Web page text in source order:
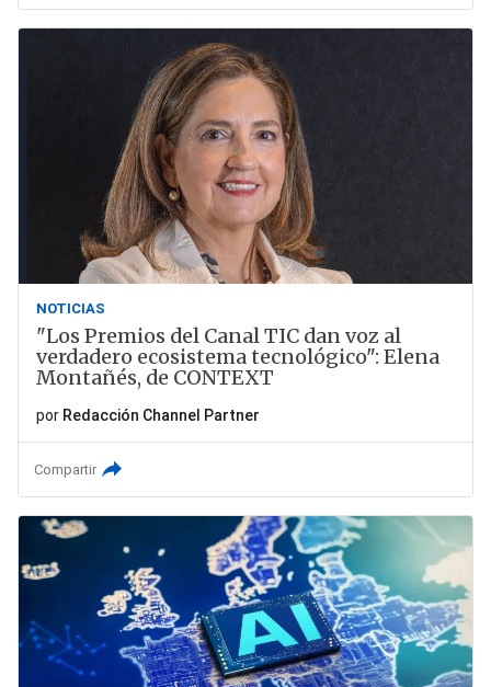
NOTICIAS
"Los Premios del Canal TIC dan voz al
verdadero ecosistema tecnológico": Elena
Montañés, de CONTEXT
por Redacción Channel Partner
Compartir